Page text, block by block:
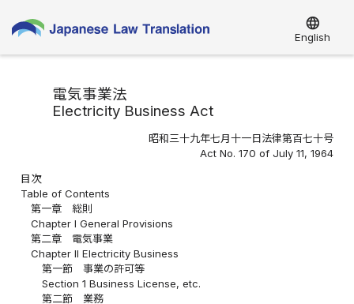
language
English
電気事業法
Electricity Business Act
昭和三十九年七月十一日法律第百七十号
Act No. 170 of July 11, 1964
目次
Table of Contents
第一章 総則
Chapter I General Provisions
第二章 電気事業
Chapter II Electricity Business
第一節 事業の許可等
Section 1 Business License, etc.
第二節 業務